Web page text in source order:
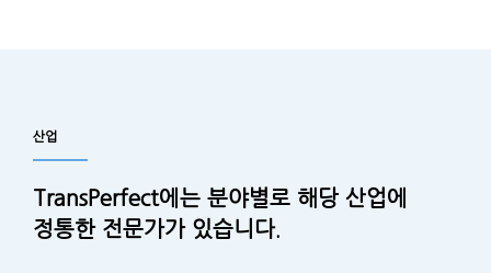
산업
TransPerfect에는 분야별로 해당 산업에
정통한 전문가가 있습니다.